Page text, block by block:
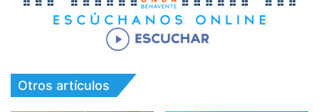
Otros artículos